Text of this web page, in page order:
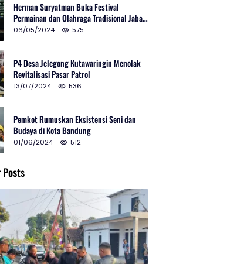
Herman Suryatman Buka Festival
Permainan dan Olahraga Tradisional Jabar
2024 di Gedung Teater Tertutup
06/05/2024 575
P4 Desa Jelegong Kutawaringin Menolak
Revitalisasi Pasar Patrol
13/07/2024 536
Pemkot Rumuskan Eksistensi Seni dan
Budaya di Kota Bandung
01/06/2024 512